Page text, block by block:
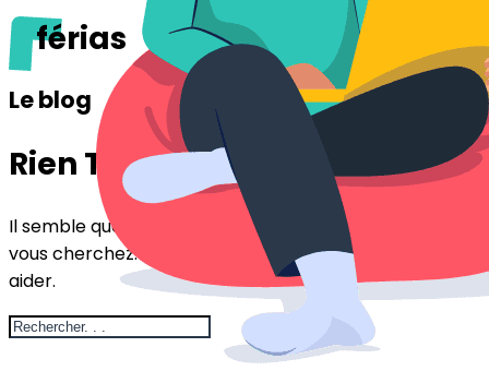
férias
Le blog
Rien Trouvé
Il semble que nous ne pouvons pas trouver ce que
vous cherchez. Peut-être qu'une recherche peut vous
aider.